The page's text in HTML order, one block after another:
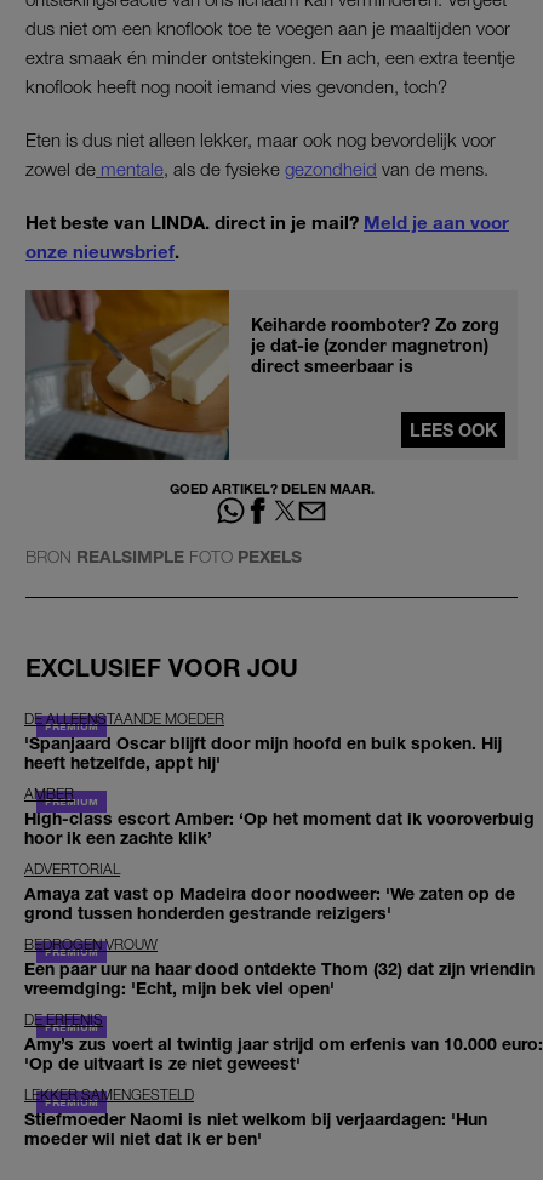
dus niet om een knoflook toe te voegen aan je maaltijden voor
extra smaak én minder ontstekingen. En ach, een extra teentje
knoflook heeft nog nooit iemand vies gevonden, toch?
Eten is dus niet alleen lekker, maar ook nog bevordelijk voor
zowel de mentale , als de fysieke gezondheid van de mens.
Het beste van LINDA. direct in je mail? Meld je aan voor
onze nieuwsbrief.
Keiharde roomboter? Zo zorg
je dat-ie (zonder magnetron)
direct smeerbaar is
LEES OOK
GOED ARTIKEL? DELEN MAAR.
BRON REALSIMPLE FOTO PEXELS
EXCLUSIEF VOOR JOU
DE ALLEENSTAANDE MOEDER
'Spanjaard Oscar blijft door mijn hoofd en buik spoken. Hij
heeft hetzelfde, appt hij'
AMBER
High-class escort Amber: ‘Op het moment dat ik vooroverbuig
hoor ik een zachte klik’
ADVERTORIAL
Amaya zat vast op Madeira door noodweer: 'We zaten op de
grond tussen honderden gestrande reizigers'
BEDROGEN VROUW
Een paar uur na haar dood ontdekte Thom (32) dat zijn vriendin
vreemdging: 'Echt, mijn bek viel open'
DE ERFENIS
Amy’s zus voert al twintig jaar strijd om erfenis van 10.000 euro:
'Op de uitvaart is ze niet geweest'
LEKKER SAMENGESTELD
Stiefmoeder Naomi is niet welkom bij verjaardagen: 'Hun
moeder wil niet dat ik er ben'